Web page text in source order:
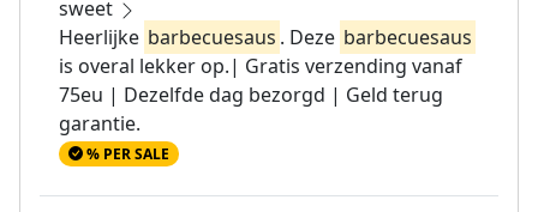
sweet
Heerlijke barbecuesaus . Deze barbecuesaus
is overal lekker op.| Gratis verzending vanaf
75eu | Dezelfde dag bezorgd | Geld terug
garantie.
% PER SALE